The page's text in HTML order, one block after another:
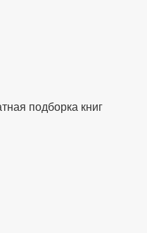
подборка книг